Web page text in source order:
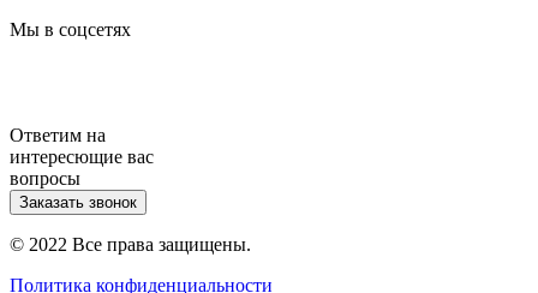
Мы в соцсетях
Ответим на
интересющие вас
вопросы
Заказать звонок
© 2022 Все права защищены.
Политика конфиденциальности